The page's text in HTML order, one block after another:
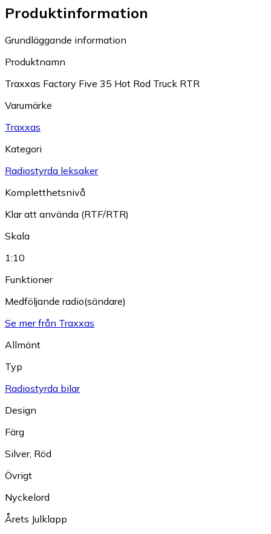
Produktinformation
Grundläggande information
Produktnamn
Traxxas Factory Five 35 Hot Rod Truck RTR
Varumärke
Traxxas
Kategori
Radiostyrda leksaker
Kompletthetsnivå
Klar att använda (RTF/RTR)
Skala
1:10
Funktioner
Medföljande radio(sändare)
Se mer från Traxxas
Allmänt
Typ
Radiostyrda bilar
Design
Färg
Silver, Röd
Övrigt
Nyckelord
Årets Julklapp